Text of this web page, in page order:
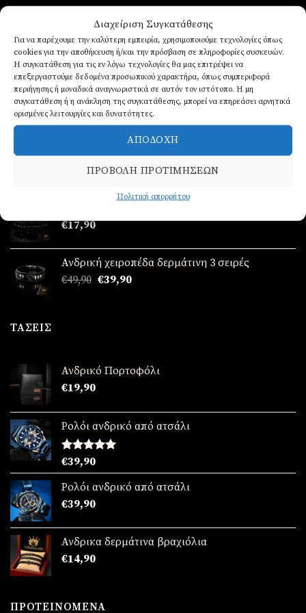
Διαχείριση Συγκατάθεσης
Για να παρέχουμε την καλύτερη εμπειρία, χρησιμοποιούμε τεχνολογίες όπως
cookies για την αποθήκευση ή/και την πρόσβαση σε πληροφορίες συσκευών.
Η συγκατάθεση για τις εν λόγω τεχνολογίες θα μας επιτρέψει να
επεξεργαστούμε δεδομένα προσωπικού χαρακτήρα, όπως συμπεριφορά
περιήγησης ή μοναδικά αναγνωριστικά σε αυτόν τον ιστότοπο. Η μη
συγκατάθεση ή η ανάκληση της συγκατάθεσης, μπορεί να επηρεάσει αρνητικά
ορισμένες λειτουργίες και δυνατότητες.
ΑΠΟΔΟΧΉ
ΠΡΟΒΟΛΉ ΠΡΟΤΙΜΉΣΕΩΝ
Πολιτική απορρήτου
ΝΈΑ ΠΑΡΑΛΑΒΉ!
Σετ γυναικείο απο ατσάλι ( ρολόι - βραχιόλι-
κολιέ-δαχτυλίδι (one size ) -σκουλαρίκια )
€89,90 Original
was:
€89,90.
€69,90Η
τρέχουσα
τιμή
είναι:
Σετ γυναικείο απο ατσάλι ( ρολόι - βραχιόλι-
κολιέ-δαχτυλίδι (one size ) -σκουλαρίκια )
price
€89,90.
τρέχουσα
είναι:
€17,90
Ανδρική χειροπέδα δερμάτινη 3 σειρές
€49,90 Original
€39,90Η
ΤΆΣΕΙΣ
Ανδρικό Πορτοφόλι
€19,90
Ρολόι ανδρικό από ατσάλι
Βαθμολογήθηκε
με5.00
από 5
€39,90
Ρολόι ανδρικό από ατσάλι
€39,90
Ανδρικα δερμάτινα βραχιόλια
€14,90
ΠΡΟΤΕΙΝΌΜΕΝΑ